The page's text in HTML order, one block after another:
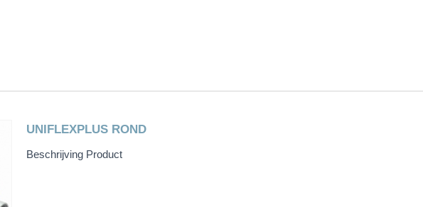
UNIFLEXPLUS ROND
Beschrijving Product